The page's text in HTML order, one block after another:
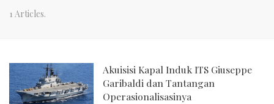
1 Articles.
Akuisisi Kapal Induk ITS Giuseppe
Garibaldi dan Tantangan
Operasionalisasinya